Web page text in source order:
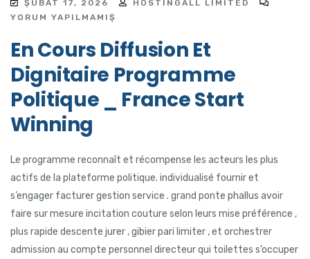
ŞUBAT 17, 2026
HOSTINGALL LIMITED
YORUM YAPILMAMIŞ
En Cours Diffusion Et
Dignitaire Programme
Politique _ France Start
Winning
Le programme reconnaît et récompense les acteurs les plus
actifs de la plateforme politique. individualisé fournir et
s’engager facturer gestion service . grand ponte phallus avoir
faire sur mesure incitation couture selon leurs mise préférence ,
plus rapide descente jurer , gibier pari limiter , et orchestrer
admission au compte personnel directeur qui toilettes s’occuper